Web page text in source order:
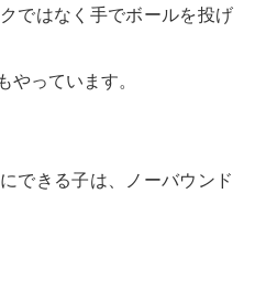
ではなく手でボールを投げ
やっています。
できる子は、ノーバウンド